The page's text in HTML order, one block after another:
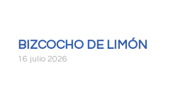
BIZCOCHO DE LIMÓN
16 julio 2026